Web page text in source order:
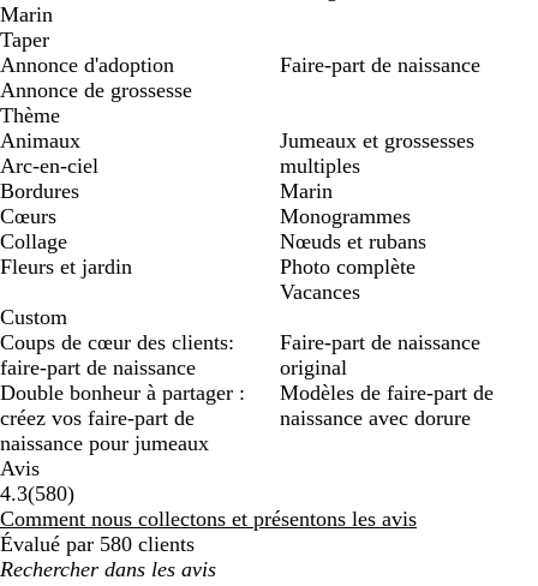
Marin
Taper
Annonce d'adoption
Annonce de grossesse
Faire-part de naissance
Thème
Animaux
Arc-en-ciel
Bordures
Cœurs
Collage
Fleurs et jardin
Jumeaux et grossesses
multiples
Marin
Monogrammes
Nœuds et rubans
Photo complète
Vacances
Custom
Coups de cœur des clients:
faire-part de naissance
Double bonheur à partager :
créez vos faire-part de
naissance pour jumeaux
Faire-part de naissance
original
Modèles de faire-part de
naissance avec dorure
Avis
4.3(580580
avis
)
Comment nous collectons et présentons les avis
Évalué par 580 clients
Mes